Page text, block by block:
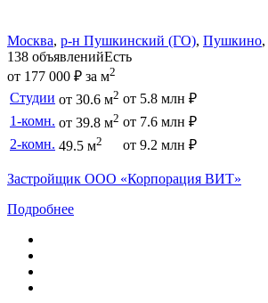
Москва, р-н Пушкинский (ГО), Пушкино,
138 объявленийЕсть
от 177 000 ₽ за м2
Студии от 30.6 м2 от 5.8 млн ₽
1-комн. от 39.8 м2 от 7.6 млн ₽
2-комн. 49.5 м2 от 9.2 млн ₽
Застройщик ООО «Корпорация ВИТ»
Подробнее